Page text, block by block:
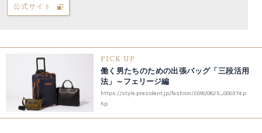
公式サイト
PICK UP
働く男たちのための出張バッグ「三段活用
法」～フェリージ編
https://style.president.jp/fashion/2018/0825_000374.p
hp